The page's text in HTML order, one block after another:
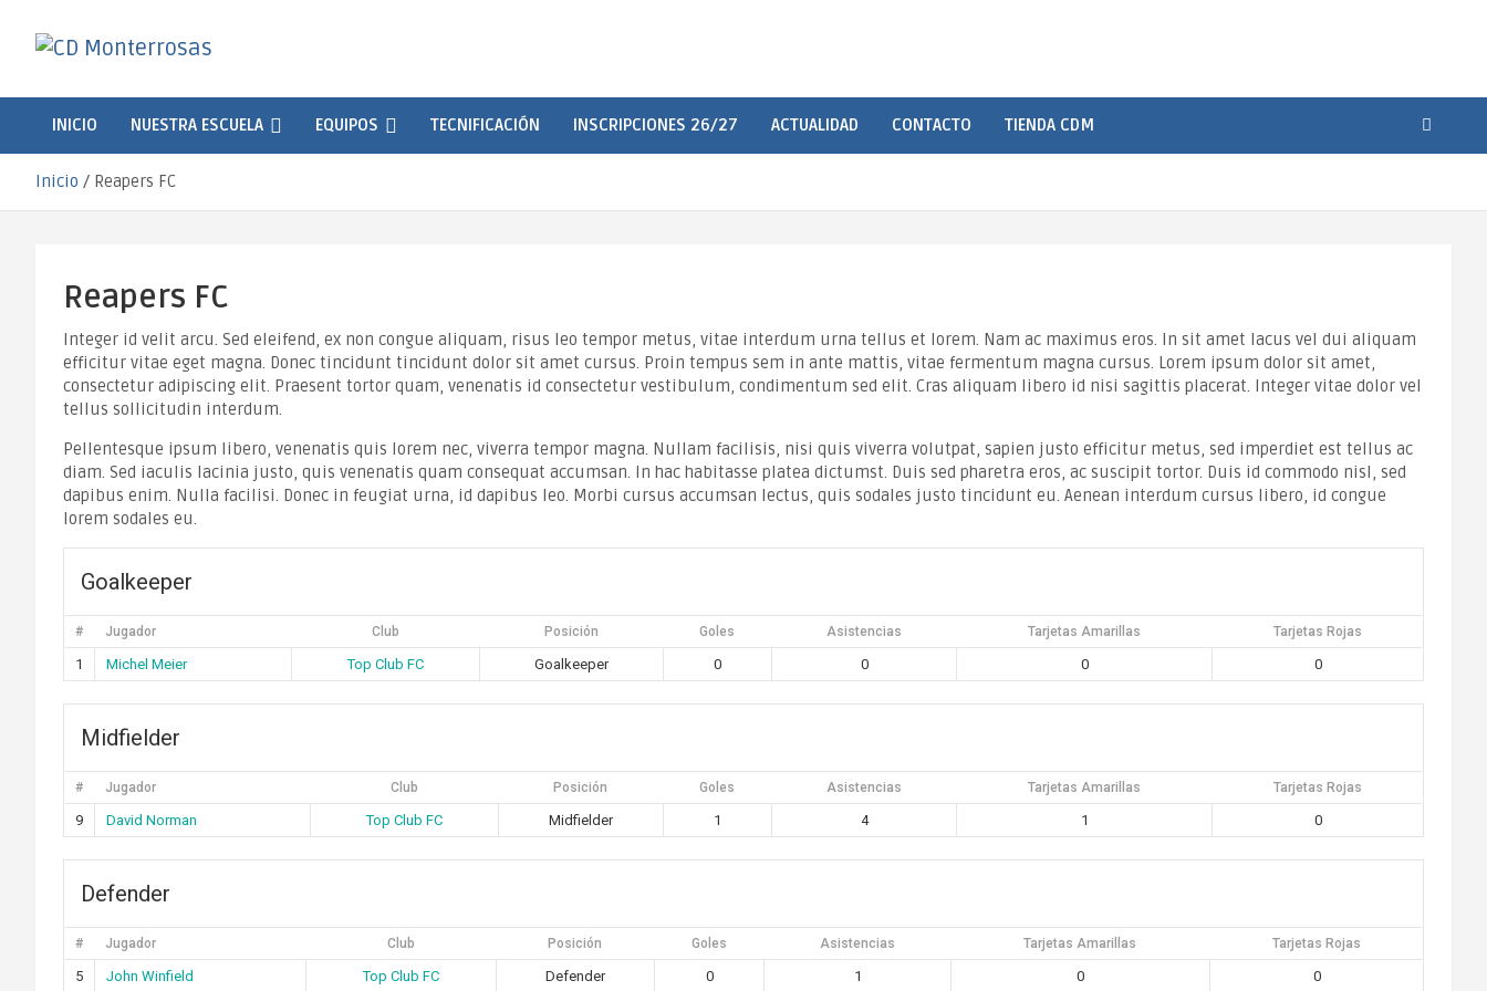
contenido
CD Monterrosas
INICIO NUESTRA ESCUELA EQUIPOS TECNIFICACIÓN INSCRIPCIONES 26/27 ACTUALIDAD CONTACTO TIENDA CDM
Inicio Reapers FC
Reapers FC
Integer id velit arcu. Sed eleifend, ex non congue aliquam, risus leo tempor metus, vitae interdum urna tellus et lorem. Nam ac maximus eros. In sit amet lacus vel dui aliquam
efficitur vitae eget magna. Donec tincidunt tincidunt dolor sit amet cursus. Proin tempus sem in ante mattis, vitae fermentum magna cursus. Lorem ipsum dolor sit amet,
consectetur adipiscing elit. Praesent tortor quam, venenatis id consectetur vestibulum, condimentum sed elit. Cras aliquam libero id nisi sagittis placerat. Integer vitae dolor vel
tellus sollicitudin interdum.
Pellentesque ipsum libero, venenatis quis lorem nec, viverra tempor magna. Nullam facilisis, nisi quis viverra volutpat, sapien justo efficitur metus, sed imperdiet est tellus ac
diam. Sed iaculis lacinia justo, quis venenatis quam consequat accumsan. In hac habitasse platea dictumst. Duis sed pharetra eros, ac suscipit tortor. Duis id commodo nisl, sed
dapibus enim. Nulla facilisi. Donec in feugiat urna, id dapibus leo. Morbi cursus accumsan lectus, quis sodales justo tincidunt eu. Aenean interdum cursus libero, id congue
lorem sodales eu.
Goalkeeper
# Jugador Club Posición Goles Asistencias Tarjetas Amarillas Tarjetas Rojas
1 Michel Meier Top Club FC Goalkeeper 0 0 0 0
Midfielder
# Jugador Club Posición Goles Asistencias Tarjetas Amarillas Tarjetas Rojas
9 David Norman Top Club FC Midfielder 1 4 1 0
Defender
# Jugador Club Posición Goles Asistencias Tarjetas Amarillas Tarjetas Rojas
5 John Winfield Top Club FC Defender 0 1 0 0